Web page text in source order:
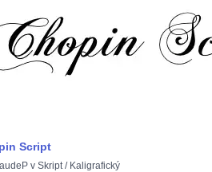
Script
v Skript/ Kaligrafický